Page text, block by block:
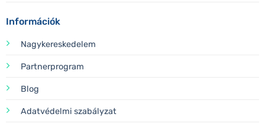
Információk
Nagykereskedelem
Partnerprogram
Blog
Adatvédelmi szabályzat